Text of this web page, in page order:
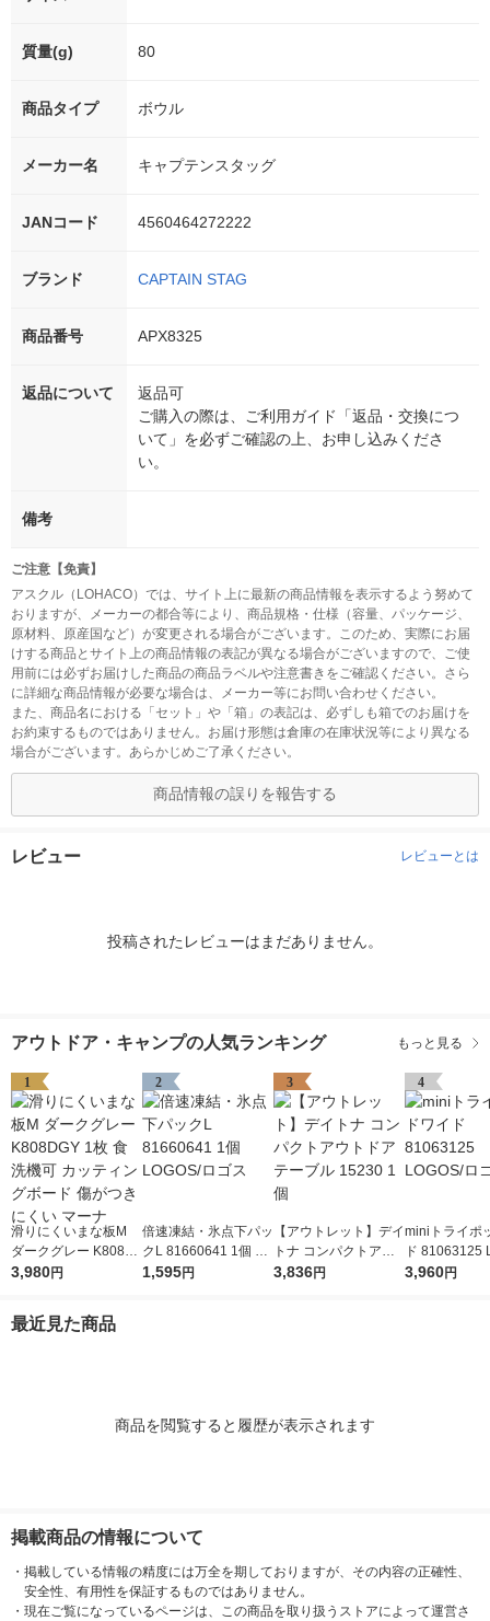
質量(g) 80
商品タイプ ボウル
メーカー名 キャプテンスタッグ
JANコード 4560464272222
ブランド CAPTAIN STAG
商品番号 APX8325
返品について
返品可
ご購入の際は、ご利用ガイド「返品・交換につ
いて」を必ずご確認の上、お申し込みくださ
い。
備考
ご注意【免責】
アスクル（LOHACO）では、サイト上に最新の商品情報を表示するよう努めて
おりますが、メーカーの都合等により、商品規格・仕様（容量、パッケージ、
原材料、原産国など）が変更される場合がございます。このため、実際にお届
けする商品とサイト上の商品情報の表記が異なる場合がございますので、ご使
用前には必ずお届けした商品の商品ラベルや注意書きをご確認ください。さら
に詳細な商品情報が必要な場合は、メーカー等にお問い合わせください。
また、商品名における「セット」や「箱」の表記は、必ずしも箱でのお届けを
お約束するものではありません。お届け形態は倉庫の在庫状況等により異なる
場合がございます。あらかじめご了承ください。
商品情報の誤りを報告する
レビュー レビューとは
投稿されたレビューはまだありません。
アウトドア・キャンプの人気ランキング もっと見る
1
滑りにくいまな板M
ダークグレー K808D
GY 1枚 食洗機可 カッ
3,980円
2
倍速凍結・氷点下パッ
クL 81660641 1個 LO
GOS/ロゴス
1,595円
3
【アウトレット】デイ
トナ コンパクトアウ
トドアテーブル 1523
3,836円
4
miniトライポ
ド 81063125
ロゴス
3,960円
最近見た商品
商品を閲覧すると履歴が表示されます
掲載商品の情報について
・ 掲載している情報の精度には万全を期しておりますが、その内容の正確性、
安全性、有用性を保証するものではありません。
・ 現在ご覧になっているページは、この商品を取り扱うストアによって運営さ